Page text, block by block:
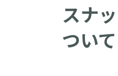
スナ
ついて